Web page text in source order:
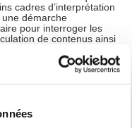
cadres d’interprétation
démarche
pour interroger les
de contenus ainsi
une attention
sociopolitiques
dialoguer des
les dynamiques du